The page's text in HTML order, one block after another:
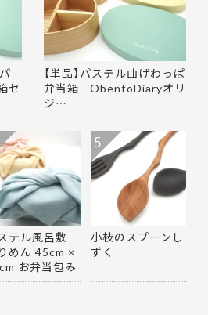
セ
【単品】パステル曲げわっぱ
弁当箱 - ObentoDiaryオリ
ジ…
テル風呂敷
めん 45cm ×
お弁当包み
チ…
小枝のスプーンし
ずく
5